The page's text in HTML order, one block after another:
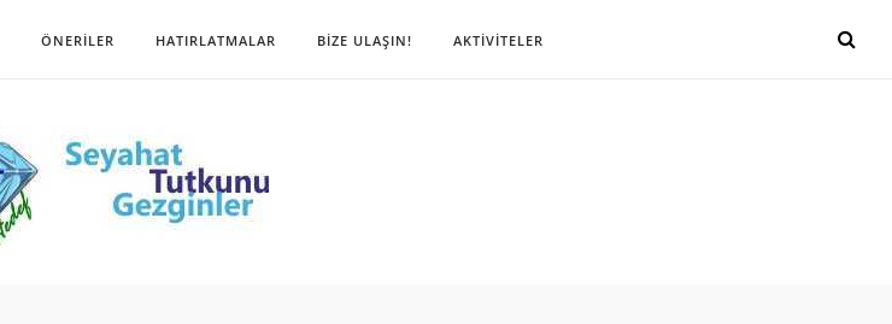
ÖNERILER HATIRLATMALAR BIZE ULAŞIN! AKTİVİTELER